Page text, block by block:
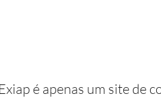
é apenas um site de